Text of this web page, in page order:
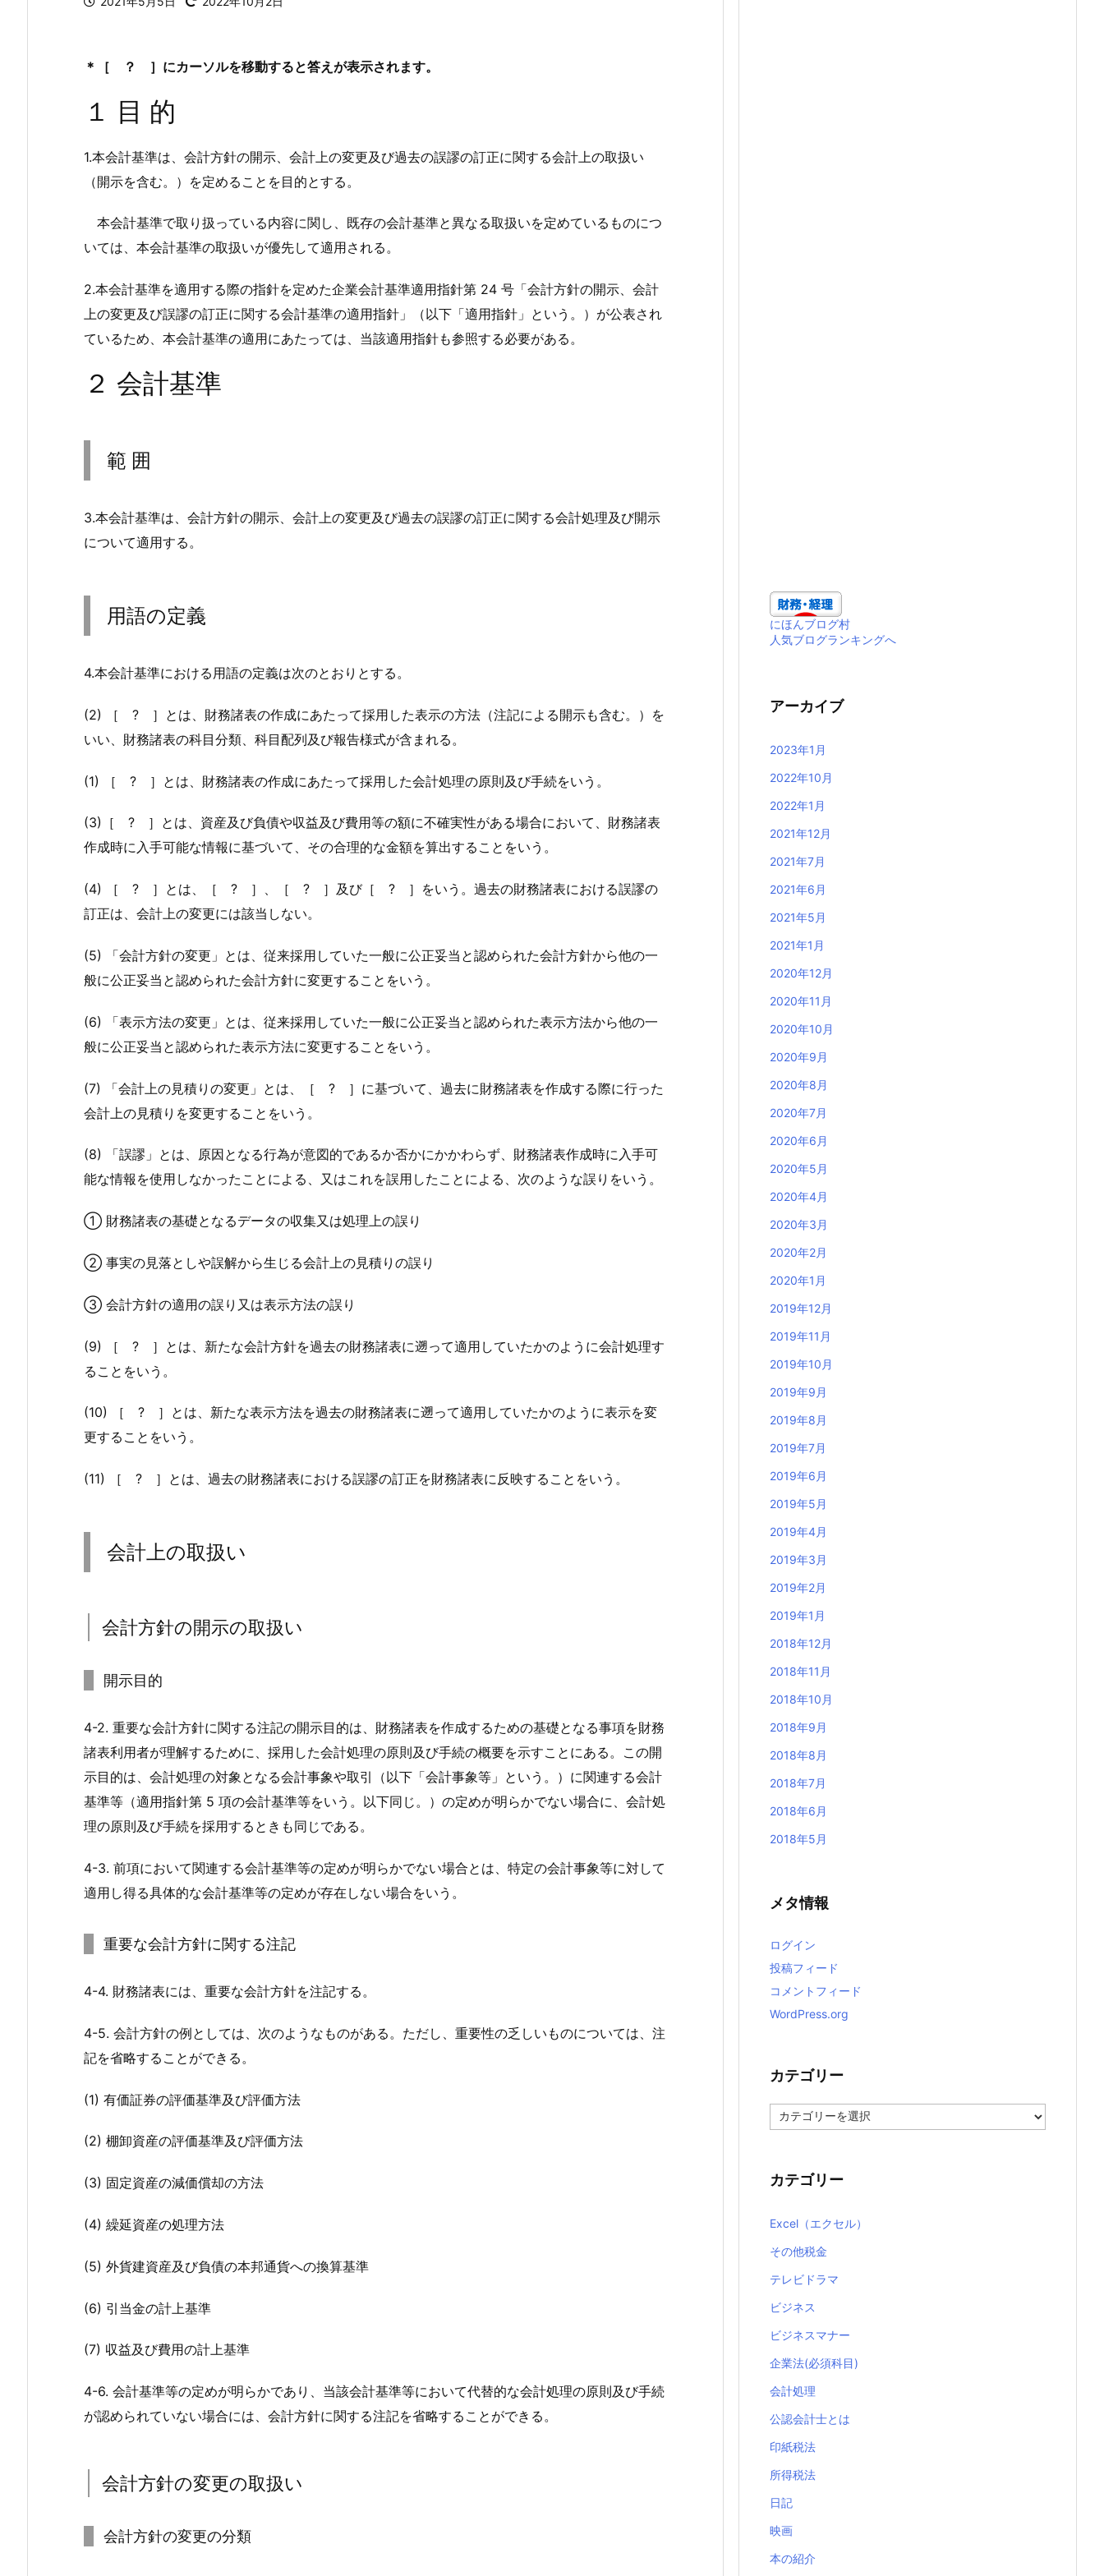
＊［ ？ ］にカーソルを移動すると答えが表示されます。
１ 目 的
1.本会計基準は、会計方針の開示、会計上の変更及び過去の誤謬の訂正に関する会計上の取扱い
（開示を含む。）を定めることを目的とする。
本会計基準で取り扱っている内容に関し、既存の会計基準と異なる取扱いを定めているものにつ
いては、本会計基準の取扱いが優先して適用される。
2.本会計基準を適用する際の指針を定めた企業会計基準適用指針第 24 号「会計方針の開示、会計
上の変更及び誤謬の訂正に関する会計基準の適用指針」（以下「適用指針」という。）が公表され
ているため、本会計基準の適用にあたっては、当該適用指針も参照する必要がある。
２ 会計基準
範 囲
3.本会計基準は、会計方針の開示、会計上の変更及び過去の誤謬の訂正に関する会計処理及び開示
について適用する。
用語の定義
4.本会計基準における用語の定義は次のとおりとする。
(2) ［ ? ］ とは、財務諸表の作成にあたって採用した表示の方法（注記による開示も含む。）を
いい、財務諸表の科目分類、科目配列及び報告様式が含まれる。
(1) ［ ? ］ とは、財務諸表の作成にあたって採用した会計処理の原則及び手続をいう。
(3) ［ ? ］ とは、資産及び負債や収益及び費用等の額に不確実性がある場合において、財務諸表
作成時に入手可能な情報に基づいて、その合理的な金額を算出することをいう。
(4) ［ ? ］ とは、 ［ ? ］ 、 ［ ? ］ 及び［ ? ］ をいう。過去の財務諸表における誤謬の
訂正は、会計上の変更には該当しない。
(5) 「会計方針の変更」とは、従来採用していた一般に公正妥当と認められた会計方針から他の一
般に公正妥当と認められた会計方針に変更することをいう。
(6) 「表示方法の変更」とは、従来採用していた一般に公正妥当と認められた表示方法から他の一
般に公正妥当と認められた表示方法に変更することをいう。
(7) 「会計上の見積りの変更」とは、 ［ ? ］ に基づいて、過去に財務諸表を作成する際に行った
会計上の見積りを変更することをいう。
(8) 「誤謬」とは、原因となる行為が意図的であるか否かにかかわらず、財務諸表作成時に入手可
能な情報を使用しなかったことによる、又はこれを誤用したことによる、次のような誤りをいう。
① 財務諸表の基礎となるデータの収集又は処理上の誤り
② 事実の見落としや誤解から生じる会計上の見積りの誤り
③ 会計方針の適用の誤り又は表示方法の誤り
(9) ［ ? ］ とは、新たな会計方針を過去の財務諸表に遡って適用していたかのように会計処理す
ることをいう。
(10) ［ ? ］ とは、新たな表示方法を過去の財務諸表に遡って適用していたかのように表示を変
更することをいう。
(11) ［ ? ］ とは、過去の財務諸表における誤謬の訂正を財務諸表に反映することをいう。
会計上の取扱い
会計方針の開示の取扱い
開示目的
4-2. 重要な会計方針に関する注記の開示目的は、財務諸表を作成するための基礎となる事項を財務
諸表利用者が理解するために、採用した会計処理の原則及び手続の概要を示すことにある。この開
示目的は、会計処理の対象となる会計事象や取引（以下「会計事象等」という。）に関連する会計
基準等（適用指針第 5 項の会計基準等をいう。以下同じ。）の定めが明らかでない場合に、会計処
理の原則及び手続を採用するときも同じである。
4-3. 前項において関連する会計基準等の定めが明らかでない場合とは、特定の会計事象等に対して
適用し得る具体的な会計基準等の定めが存在しない場合をいう。
重要な会計方針に関する注記
4-4. 財務諸表には、重要な会計方針を注記する。
4-5. 会計方針の例としては、次のようなものがある。ただし、重要性の乏しいものについては、注
記を省略することができる。
(1) 有価証券の評価基準及び評価方法
(2) 棚卸資産の評価基準及び評価方法
(3) 固定資産の減価償却の方法
(4) 繰延資産の処理方法
(5) 外貨建資産及び負債の本邦通貨への換算基準
(6) 引当金の計上基準
(7) 収益及び費用の計上基準
4-6. 会計基準等の定めが明らかであり、当該会計基準等において代替的な会計処理の原則及び手続
が認められていない場合には、会計方針に関する注記を省略することができる。
会計方針の変更の取扱い
会計方針の変更の分類
にほんブログ村
人気ブログランキングへ
アーカイブ
2023年1月
2022年10月
2022年1月
2021年12月
2021年7月
2021年6月
2021年5月
2021年1月
2020年12月
2020年11月
2020年10月
2020年9月
2020年8月
2020年7月
2020年6月
2020年5月
2020年4月
2020年3月
2020年2月
2020年1月
2019年12月
2019年11月
2019年10月
2019年9月
2019年8月
2019年7月
2019年6月
2019年5月
2019年4月
2019年3月
2019年2月
2019年1月
2018年12月
2018年11月
2018年10月
2018年9月
2018年8月
2018年7月
2018年6月
2018年5月
メタ情報
ログイン
投稿フィード
コメントフィード
WordPress.org
カテゴリー
テ
ー
カテゴリー
Excel（エクセル）
その他税金
テレビドラマ
ビジネス
ビジネスマナー
企業法(必須科目)
会計処理
公認会計士とは
印紙税法
所得税法
日記
映画
本の紹介